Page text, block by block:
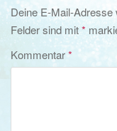
Deine E-Mail-Adresse
Felder sind mit*
Kommentar*